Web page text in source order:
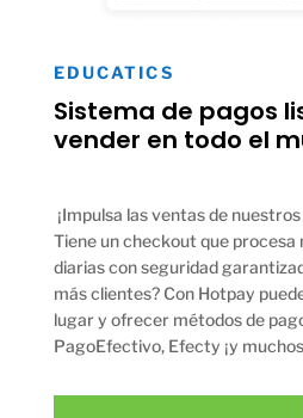
EDUCATICS
Sistema de pagos
vender en todo el
¡Impulsa las ventas de
Tiene un checkout que
diarias con seguridad
más clientes? Con Hotpay
lugar y ofrecer métodos de
PagoEfectivo, Efecty ¡y